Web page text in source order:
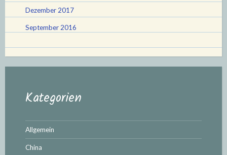
Dezember 2017
September 2016
Kategorien
Allgemein
China